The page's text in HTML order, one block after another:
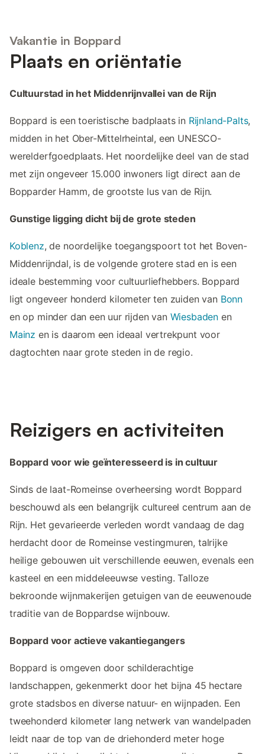
Vakantie in Boppard
Plaats en oriëntatie
Cultuurstad in het Middenrijnvallei van de Rijn
Boppard is een toeristische badplaats in Rijnland-Palts,
midden in het Ober-Mittelrheintal, een UNESCO-
werelderfgoedplaats. Het noordelijke deel van de stad
met zijn ongeveer 15.000 inwoners ligt direct aan de
Bopparder Hamm, de grootste lus van de Rijn.
Gunstige ligging dicht bij de grote steden
Koblenz, de noordelijke toegangspoort tot het Boven-
Middenrijndal, is de volgende grotere stad en is een
ideale bestemming voor cultuurliefhebbers. Boppard
ligt ongeveer honderd kilometer ten zuiden van Bonn
en op minder dan een uur rijden van Wiesbaden en
Mainz en is daarom een ideaal vertrekpunt voor
dagtochten naar grote steden in de regio.
Reizigers en activiteiten
Boppard voor wie geïnteresseerd is in cultuur
Sinds de laat-Romeinse overheersing wordt Boppard
beschouwd als een belangrijk cultureel centrum aan de
Rijn. Het gevarieerde verleden wordt vandaag de dag
herdacht door de Romeinse vestingmuren, talrijke
heilige gebouwen uit verschillende eeuwen, evenals een
kasteel en een middeleeuwse vesting. Talloze
bekroonde wijnmakerijen getuigen van de eeuwenoude
traditie van de Boppardse wijnbouw.
Boppard voor actieve vakantiegangers
Boppard is omgeven door schilderachtige
landschappen, gekenmerkt door het bijna 45 hectare
grote stadsbos en diverse natuur- en wijnpaden. Een
tweehonderd kilometer lang netwerk van wandelpaden
leidt naar de top van de driehonderd meter hoge